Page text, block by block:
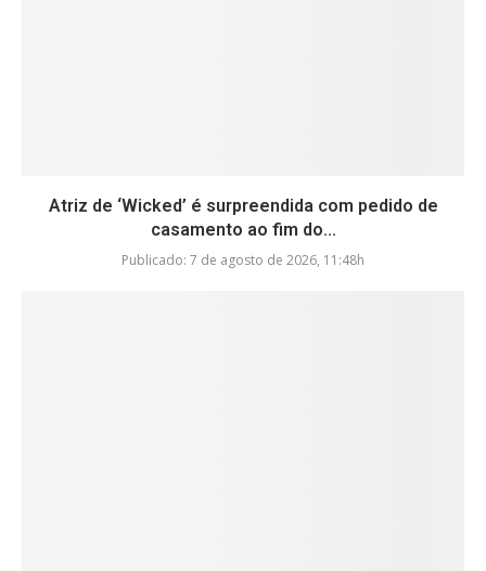
Atriz de ‘Wicked’ é surpreendida com pedido de
casamento ao fim do...
Publicado: 7 de agosto de 2026, 11:48h